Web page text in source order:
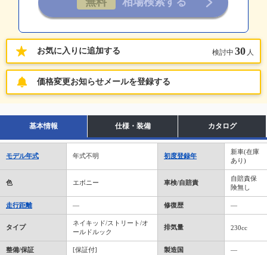
お気に入りに追加する 検討中 30 人
価格変更お知らせメールを登録する
基本情報 仕様・装備 カタログ
モデル年式 年式不明 初度登録年
新車(在庫
あり)
色 エボニー 車検/自賠責
自賠責保
険無し
走行距離 ― 修復歴 ―
タイプ
ネイキッド/ストリート/オ
ールドルック
排気量 230cc
整備/保証 [保証付] 製造国 ―